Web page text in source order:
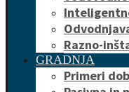
Razno-
GRADNJA
Primeri